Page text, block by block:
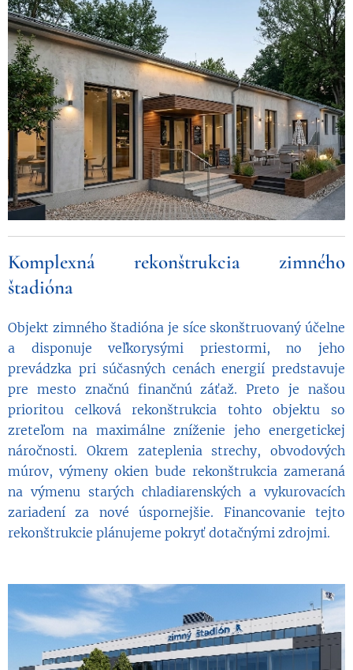
Komplexná rekonštrukcia zimného
štadióna
Objekt zimného štadióna je síce skonštruovaný účelne
a disponuje veľkorysými priestormi, no jeho
prevádzka pri súčasných cenách energií predstavuje
pre mesto značnú finančnú záťaž. Preto je našou
prioritou celková rekonštrukcia tohto objektu so
zreteľom na maximálne zníženie jeho energetickej
náročnosti. Okrem zateplenia strechy, obvodových
múrov, výmeny okien bude rekonštrukcia zameraná
na výmenu starých chladiarenských a vykurovacích
zariadení za nové úspornejšie. Financovanie tejto
rekonštrukcie plánujeme pokryť dotačnými zdrojmi.